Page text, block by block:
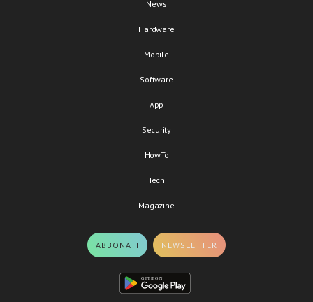
News
Hardware
Mobile
Software
App
Security
HowTo
Tech
Magazine
ABBONATI NEWSLETTER